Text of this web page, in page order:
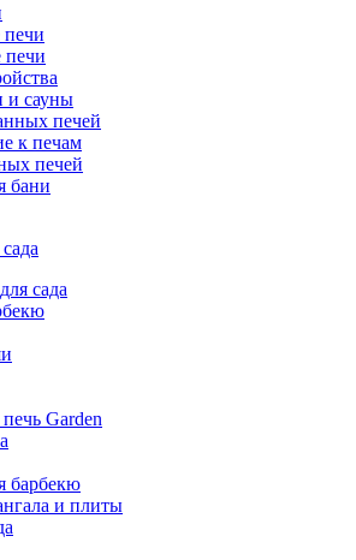
печи
печи
и сауны
печей
к печам
печей
бани
сада
Garden
барбекю
и плиты